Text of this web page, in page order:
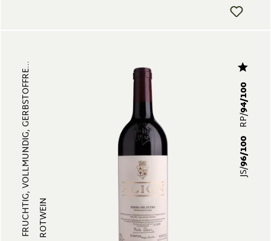
FRUCHTIG, VOLLMUNDIG, GERBSTOFFRE... ROTWEIN
JS/
96/100
RP/
94/100